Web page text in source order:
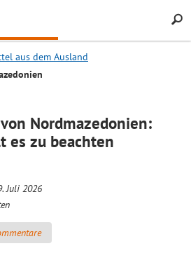
Search
aus dem Ausland
Nordmazedonien:
es zu beachten
Juli 2026